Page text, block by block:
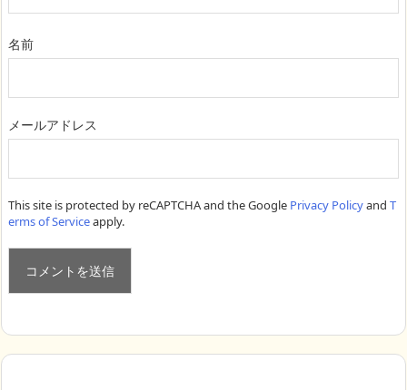
名前
メールアドレス
This site is protected by reCAPTCHA and the Google Privacy Policyand T
erms of Serviceapply.